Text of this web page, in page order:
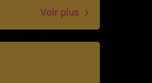
Voir plus